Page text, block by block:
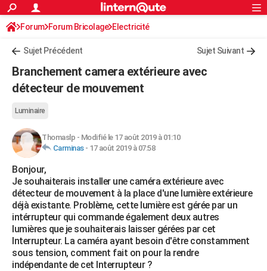
ACTUALITÉS
Politique
Société
Faits Divers
Education
Monde
Villes
+
Programme TV
TNTStreaming
Cinéma
Sorties cinéma
Musique
FINANCE
Retraite
Impôts
Epargne
Immobilier
Risques naturels par ville
Banque
Assurance
Crédit
AUTO
Essais
Réserver un essai
Citadines
Berlines
SUV
Forum auto
HIGH-TECH
Mobiles
Meilleur smartphone
Internet
Ordinateurs
Jeux vidéo
Guide high-tech
BRICOLAGE
Forum
Aménagement intérieur
Extérieur
Cuisine
Salle de bains
Jardinage
Rangement
WEEK-END
Guides de France
Escapades
Patrimoine
Expositions
Musées
Week-end nature
+LIFESTYLE
Art de vivre
Bien-être
Loisirs
Mode
Modes de vie
SANTE
Alimentation
Guide de la santé
Maladies
Médicaments
Sommeil
VOYAGE
S'inscrire
Connexion
Forum Forum Bricolage Electricité
Sujet Précédent Sujet Suivant
Branchement camera extérieure avec
détecteur de mouvement
Luminaire
Thomaslp - Modifié le 17 août 2019 à 01:10
Carminas- 17 août 2019 à 07:58
Bonjour,
Je souhaiterais installer une caméra extérieure avec
détecteur de mouvement à la place d'une lumière extérieure
déjà existante. Problème, cette lumière est gérée par un
intérrupteur qui commande également deux autres
lumières que je souhaiterais laisser gérées par cet
Interrupteur. La caméra ayant besoin d'être constamment
sous tension, comment fait on pour la rendre
indépendante de cet Interrupteur ?